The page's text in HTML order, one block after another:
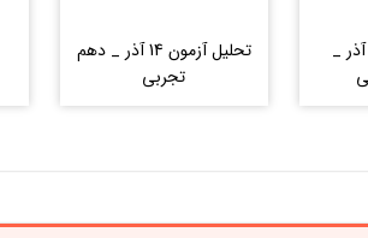
آزمون 14 آذر _
تحلیل آزمون 14 آذر _ دهم
تجربی